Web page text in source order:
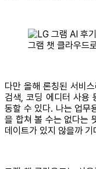
그램 챗 클라우드
다만 올해 론칭된 서비
검색, 코딩 에디터 사용
동할 수 있다. 나는 업무
을 합쳐 볼 수는 없다는
데이트가 있지 않을까 기